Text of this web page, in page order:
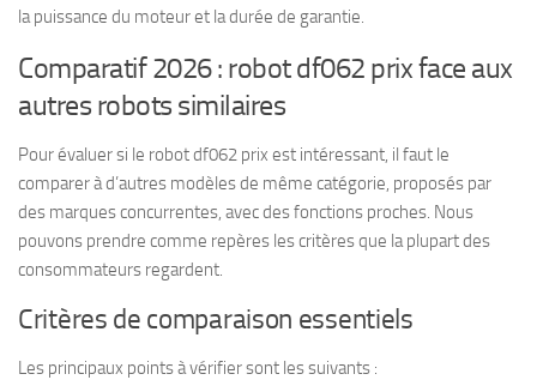
la puissance du moteur et la durée de garantie.
Comparatif 2026 : robot df062 prix face aux
autres robots similaires
Pour évaluer si le robot df062 prix est intéressant, il faut le
comparer à d’autres modèles de même catégorie, proposés par
des marques concurrentes, avec des fonctions proches. Nous
pouvons prendre comme repères les critères que la plupart des
consommateurs regardent.
Critères de comparaison essentiels
Les principaux points à vérifier sont les suivants :